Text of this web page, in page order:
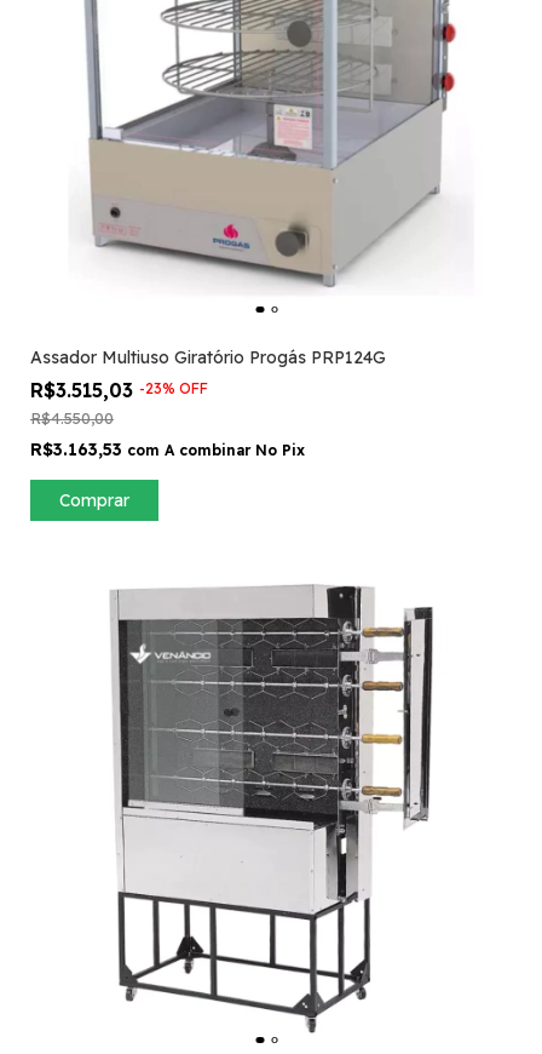
Assador Multiuso Giratório Progás PRP124G
R$3.515,03 -23% OFF
R$4.550,00
R$3.163,53 com A combinar No Pix
Comprar